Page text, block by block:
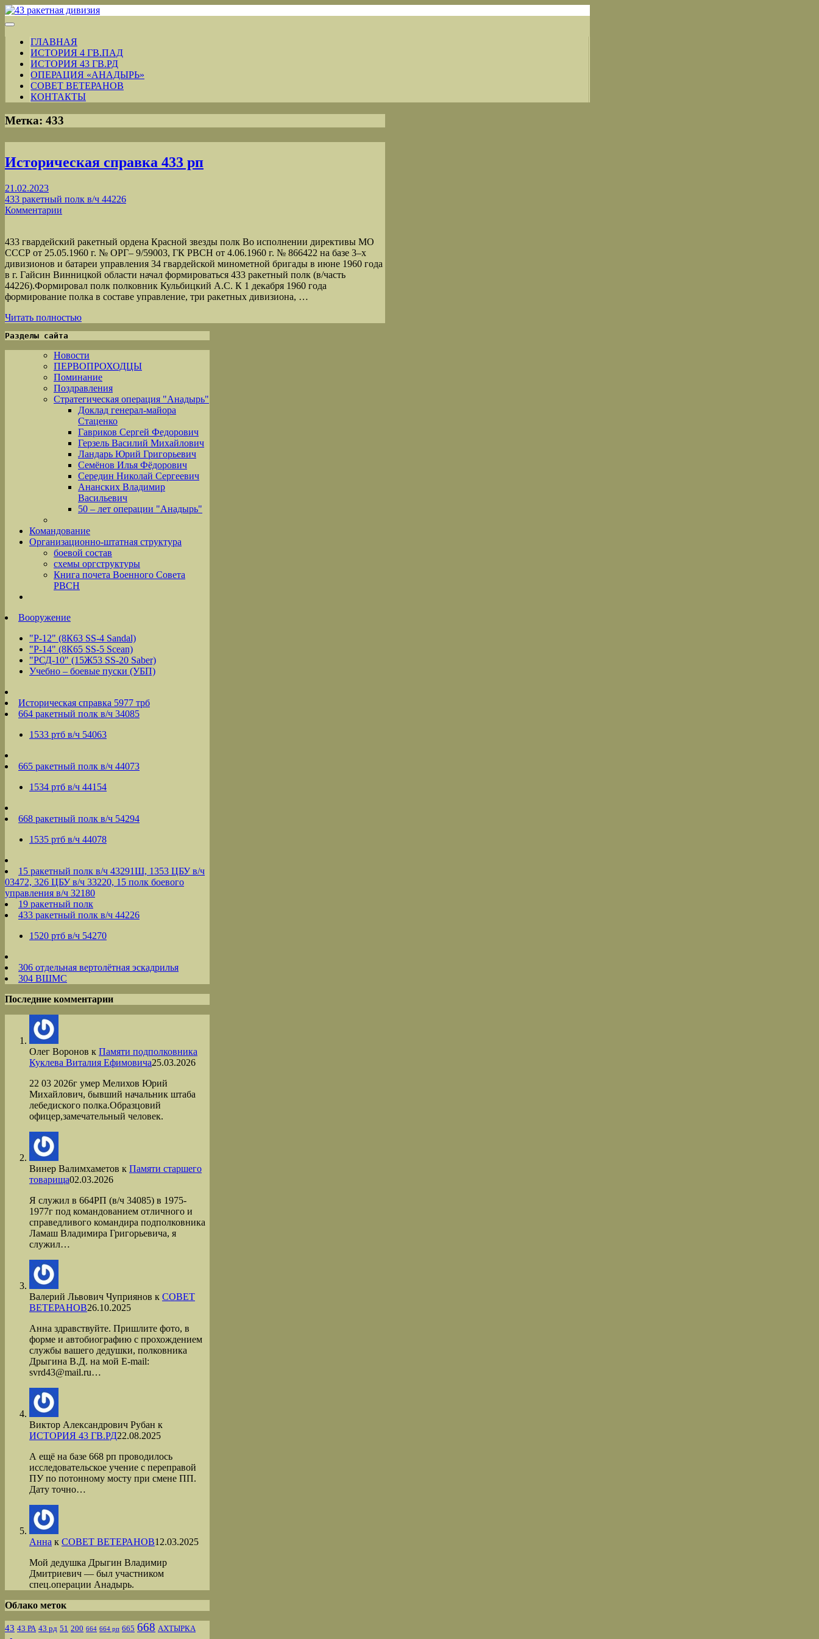
ГЛАВНАЯ
ИСТОРИЯ 4 ГВ.ПАД
ИСТОРИЯ 43 ГВ.РД
ОПЕРАЦИЯ «АНАДЫРЬ»
СОВЕТ ВЕТЕРАНОВ
КОНТАКТЫ
Метка: 433
Историческая справка 433 рп
21.02.2023
433 ракетный полк в/ч 44226
Комментарии
433 гвардейский ракетный ордена Красной звезды полк Во исполнении директивы МО
СССР от 25.05.1960 г. № ОРГ– 9/59003, ГК РВСН от 4.06.1960 г. № 866422 на базе 3–х
дивизионов и батареи управления 34 гвардейской минометной бригады в июне 1960 года
в г. Гайсин Винницкой области начал формироваться 433 ракетный полк (в/часть
44226).Формировал полк полковник Кульбицкий А.С. К 1 декабря 1960 года
формирование полка в составе управление, три ракетных дивизиона, …
Читать полностью
Разделы сайта
Новости
ПЕРВОПРОХОДЦЫ
Поминание
Поздравления
Стратегическая операция "Анадырь"
Доклад генерал-майора
Стаценко
Гавриков Сергей Федорович
Герзель Василий Михайлович
Ландарь Юрий Григорьевич
Семёнов Илья Фёдорович
Середин Николай Сергеевич
Ананских Владимир
Васильевич
50 – лет операции "Анадырь"
Командование
Организационно-штатная структура
боевой состав
схемы оргструктуры
Книга почета Военного Совета
РВСН
Вооружение
"Р-12" (8К63 SS-4 Sandal)
"Р-14" (8К65 SS-5 Scean)
"РСД-10" (15Ж53 SS-20 Saber)
Учебно – боевые пуски (УБП)
Историческая справка 5977 трб
664 ракетный полк в/ч 34085
1533 ртб в/ч 54063
665 ракетный полк в/ч 44073
1534 ртб в/ч 44154
668 ракетный полк в/ч 54294
1535 ртб в/ч 44078
15 ракетный полк в/ч 43291Ш, 1353 ЦБУ в/ч
03472, 326 ЦБУ в/ч 33220, 15 полк боевого
управления в/ч 32180
19 ракетный полк
433 ракетный полк в/ч 44226
1520 ртб в/ч 54270
306 отдельная вертолётная эскадрилья
304 ВШМС
Последние комментарии
Олег Воронов к Памяти подполковника
Куклева Виталия Ефимовича25.03.2026
22 03 2026г умер Мелихов Юрий
Михайлович, бывший начальник штаба
лебедиского полка.Образцовий
офицер,замечательный человек.
Винер Валимхаметов к Памяти старшего
товарища02.03.2026
Я служил в 664РП (в/ч 34085) в 1975-
1977г под командованием отличного и
справедливого командира подполковника
Ламаш Владимира Григорьевича, я
служил…
Валерий Львович Чуприянов к СОВЕТ
ВЕТЕРАНОВ26.10.2025
Анна здравствуйте. Пришлите фото, в
форме и автобиографию с прохождением
службы вашего дедушки, полковника
Дрыгина В.Д. на мой Е-mail:
svrd43@mail.ru…
Виктор Александрович Рубан к
ИСТОРИЯ 43 ГВ.РД22.08.2025
А ещё на базе 668 рп проводилось
исследовательское учение с переправой
ПУ по потонному мосту при смене ПП.
Дату точно…
Анна к СОВЕТ ВЕТЕРАНОВ12.03.2025
Мой дедушка Дрыгин Владимир
Дмитриевич — был участником
спец.операции Анадырь.
Облако меток
43 43 РА 43 рд 51 200 664 664 рп 665 668 АХТЫРКА